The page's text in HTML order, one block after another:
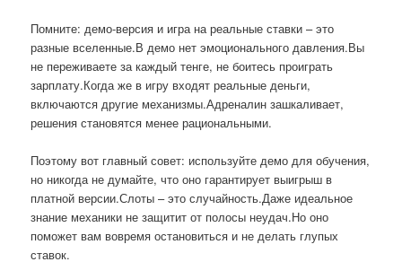
Помните: демо-версия и игра на реальные ставки – это
разные вселенные.В демо нет эмоционального давления.Вы
не переживаете за каждый тенге, не боитесь проиграть
зарплату.Когда же в игру входят реальные деньги,
включаются другие механизмы.Адреналин зашкаливает,
решения становятся менее рациональными.
Поэтому вот главный совет: используйте демо для обучения,
но никогда не думайте, что оно гарантирует выигрыш в
платной версии.Слоты – это случайность.Даже идеальное
знание механики не защитит от полосы неудач.Но оно
поможет вам вовремя остановиться и не делать глупых
ставок.